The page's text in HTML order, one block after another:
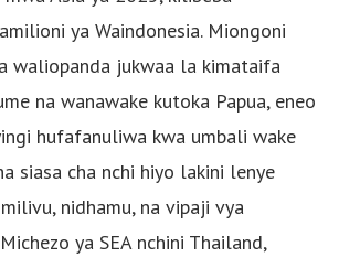
ya Waindonesia. Miongoni
waliopanda jukwaa la kimataifa
na wanawake kutoka Papua, eneo
hufafanuliwa kwa umbali wake
siasa cha nchi hiyo lakini lenye
nidhamu, na vipaji vya
ya SEA nchini Thailand,